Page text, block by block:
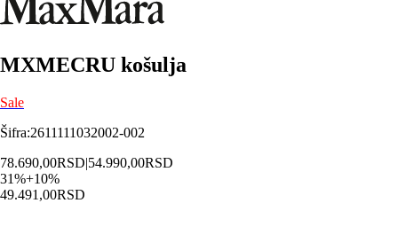
MXMECRU košulja
Sale
Šifra:2611111032002-002
78.690,00RSD|54.990,00RSD
31%+10%
49.491,00RSD